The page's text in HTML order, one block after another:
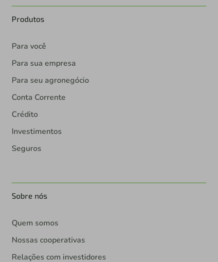
Produtos
Para você
Para sua empresa
Para seu agronegócio
Conta Corrente
Crédito
Investimentos
Seguros
Sobre nós
Quem somos
Nossas cooperativas
Relações com investidores